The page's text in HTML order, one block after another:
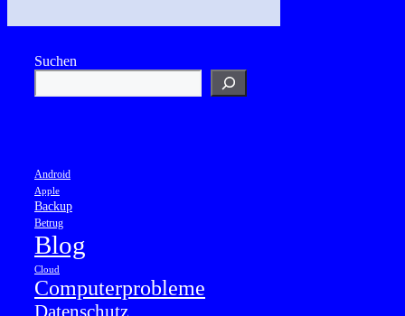
Suchen
Android
Apple
Backup
Betrug
Blog
Cloud
Computerprobleme
Datenschutz